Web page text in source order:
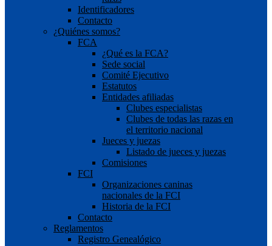
Identificadores
Contacto
¿Quiénes somos?
FCA
¿Qué es la FCA?
Sede social
Comité Ejecutivo
Estatutos
Entidades afiliadas
Clubes especialistas
Clubes de todas las razas en
el territorio nacional
Jueces y juezas
Listado de jueces y juezas
Comisiones
FCI
Organizaciones caninas
nacionales de la FCI
Historia de la FCI
Contacto
Reglamentos
Registro Genealógico